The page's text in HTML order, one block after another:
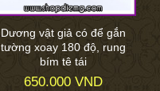
Dương vật giả có để gắn
tường xoay 180 độ, rung
bím tê tái
650.000 VND